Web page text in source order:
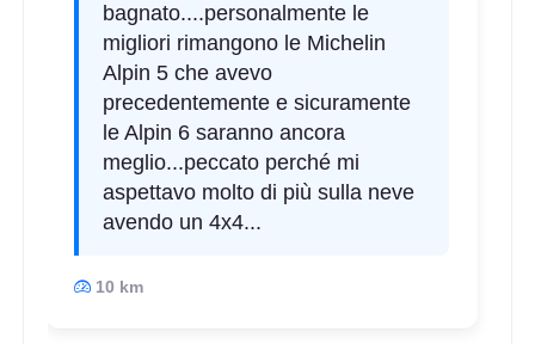
bagnato....personalmente le
migliori rimangono le Michelin
Alpin 5 che avevo
precedentemente e sicuramente
le Alpin 6 saranno ancora
meglio...peccato perché mi
aspettavo molto di più sulla neve
avendo un 4x4...
10 km